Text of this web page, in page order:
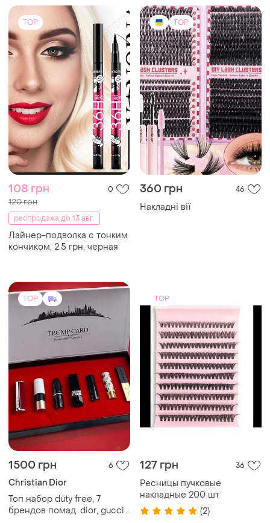
TOP
108 грн 0
120 грн
распродажа до 13 авг.
Лайнер-подволка с тонким
кончиком, 2.5 грн, черная
TOP
360 грн 46
Накладні вії
TOP
1500 грн 6
Christian Dior
Топ набор duty free, 7
брендов помад. dior, gucci,
TOP
127 грн 36
Ресницы пучковые
накладные 200 шт
(2)